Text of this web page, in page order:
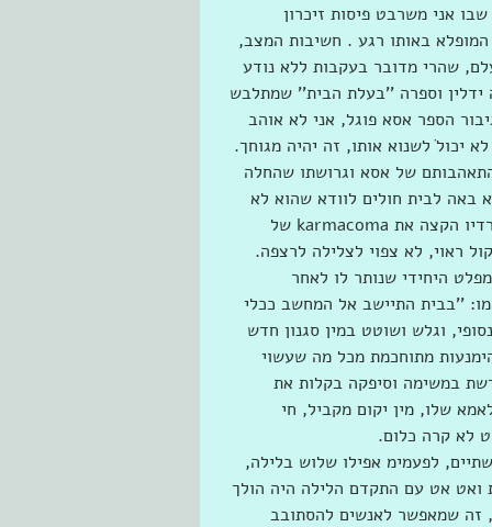
אני משרבט פיסות זיכרון
באותו רגע . חשיבות המצב,
שהרי מדובר בעקבות ללא נודע
וספרה ’’בעלת הבית’’ שמתלבש
לגיבור הספר אסא פוגל, אני לא אוהב
יכולֹ לשנוא אותו, זה יהיה מגוחך.
של אסא וגרושתו שהחלה
באה לבית חולים לוודא שהוא לא
חושב שהיא דחפה אותו. נזכרתי בקטע כשגיא חג׳ג׳ השמיע ברדיו הקצה את karmacoma של
ראוי, לא צפוי לצלילה לרצפה.
היחידי שנותר לו לאחר
’’בבית התיישב אל המחשב ככלי
וגלש ושוטט במין סגנון חדש
מתוחכמת מכל מה שעשוי
במשימה וסיפקה בקלות את
שלו, מין יקום מקביל, חי
לא קרה כלום.
לפעמימ אפילו שלוש בלילה,
ואט אט עם התקדם הלילה היה הולך
זה שמאפשר לאנשים להסתובב